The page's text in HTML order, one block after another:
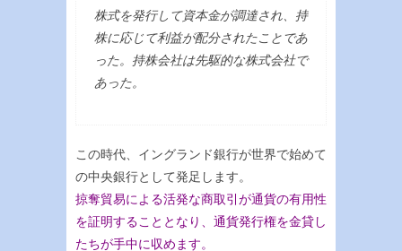
株式を発行して資本金が調達され、持
株に応じて利益が配分されたことであ
った。持株会社は先駆的な株式会社で
あった。
この時代、イングランド銀行が世界で始めて
の中央銀行として発足します。
掠奪貿易による活発な商取引が通貨の有用性
を証明することとなり、通貨発行権を金貸し
たちが手中に収めます。